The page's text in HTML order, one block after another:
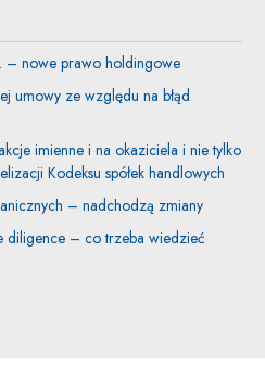
– nowe prawo holdingowe
umowy ze względu na błąd
imienne i na okaziciela i nie tylko
Kodeksu spółek handlowych
– nadchodzą zmiany
diligence – co trzeba wiedzieć